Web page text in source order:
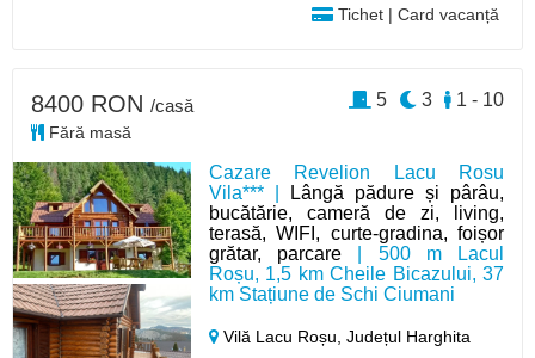
Tichet | Card vacanță
Cazare Revelion Lacu Rosu
Vila*** |
Lângă pădure și pârâu,
bucătărie, cameră de zi, living,
terasă, WIFI, curte-gradina, foișor
grătar, parcare | 500 m Lacul
Roșu, 1,5 km Cheile Bicazului, 37
km Stațiune de Schi Ciumani
Vilă Lacu Roșu,Județul Harghita
8400 RON /casă
Fără masă
1 - 10
3
5